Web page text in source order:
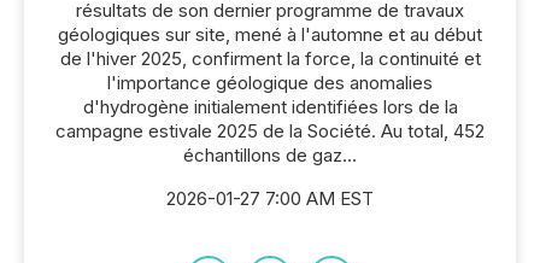
résultats de son dernier programme de travaux
géologiques sur site, mené à l'automne et au début
de l'hiver 2025, confirment la force, la continuité et
l'importance géologique des anomalies
d'hydrogène initialement identifiées lors de la
campagne estivale 2025 de la Société. Au total, 452
échantillons de gaz...
2026-01-27 7:00 AM EST